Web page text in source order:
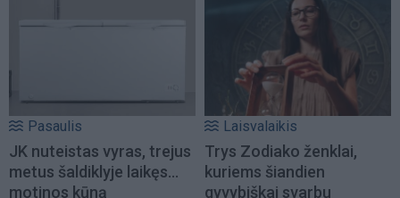
Pasaulis
JK nuteistas vyras, trejus
metus šaldiklyje laikęs...
motinos kūną
Laisvalaikis
Trys Zodiako ženklai,
kuriems šiandien
gyvybiškai svarbu